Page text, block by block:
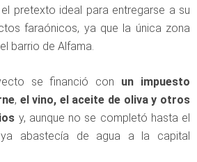
pretexto ideal para entregarse a su
faraónicos, ya que la única zona
barrio de Alfama.
se financió con un impuesto
, el vino, el aceite de oliva y otros
y, aunque no se completó hasta el
abastecía de agua a la capital